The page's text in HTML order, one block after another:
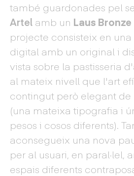
també guardonades pel
Artel amb un Laus
projecte consisteix en
digital amb un original i
vista sobre la pastisseria
al mateix nivell que l'art
contingut però elegant de
(una mateixa tipografia i
pesos i cosos diferents).
aconsegueix una nova
per al usuari, en paral·lel,
espais diferents